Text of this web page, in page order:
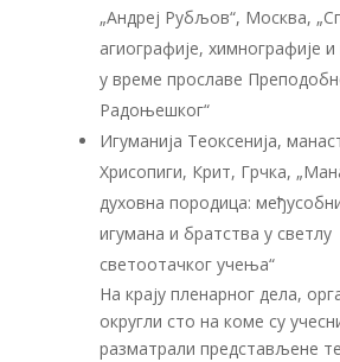
„Андреј Рубљов“, Москва,
агиографије, химнографије
у време прославе
Радоњешког“
Игуманија Теоксенија,
Хрисопиги, Крит, Грчка,
духовна породица:
игумана и братства у светлу
светоотачког учења“
На крају пленарног дела,
округли сто на коме су
разматрали представљене